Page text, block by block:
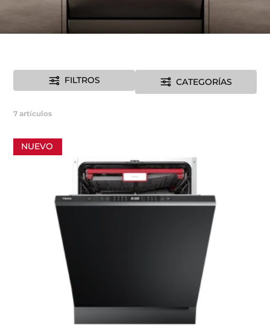
FILTROS CATEGORÍAS
7 artículos
NUEVO